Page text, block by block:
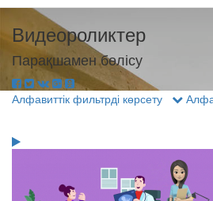
Видеороликтер
Парақшамен бөлісу
Алфавиттік фильтрді көрсету